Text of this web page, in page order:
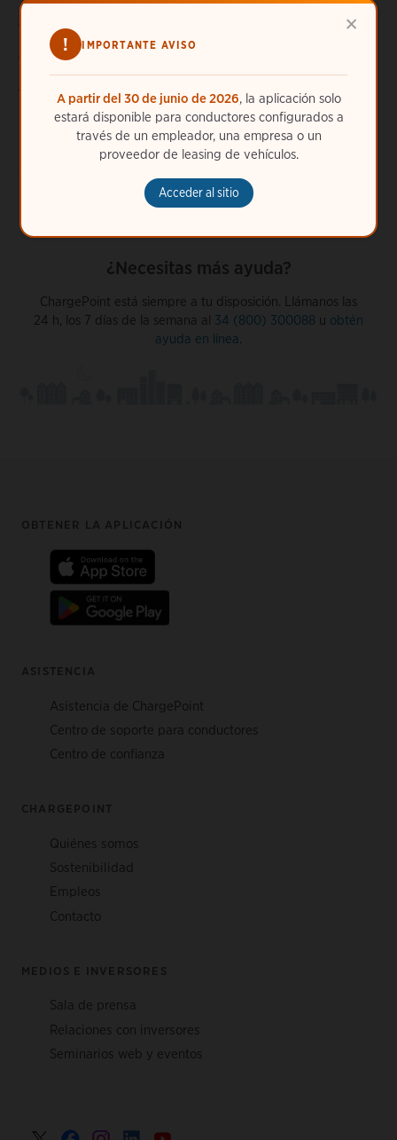
×
! IMPORTANTE AVISO
A partir del 30 de junio de 2026, la aplicación solo
estará disponible para conductores configurados a
través de un empleador, una empresa o un
proveedor de leasing de vehículos.
Acceder al sitio
¿Para qué sirven los círculos del mapa?
en el mapa de las estaciones de carga de la aplicación?
¿Necesitas más ayuda?
ChargePoint está siempre a tu disposición. Llámanos las
24 h, los 7 días de la semana al 34 (800) 300088 u obtén
ayuda en línea.
Footer
OBTENER LA APLICACIÓN
ASISTENCIA
Asistencia de ChargePoint
Centro de soporte para conductores
Centro de confianza
CHARGEPOINT
Quiénes somos
Sostenibilidad
Empleos
Contacto
MEDIOS E INVERSORES
Sala de prensa
Relaciones con inversores
Seminarios web y eventos